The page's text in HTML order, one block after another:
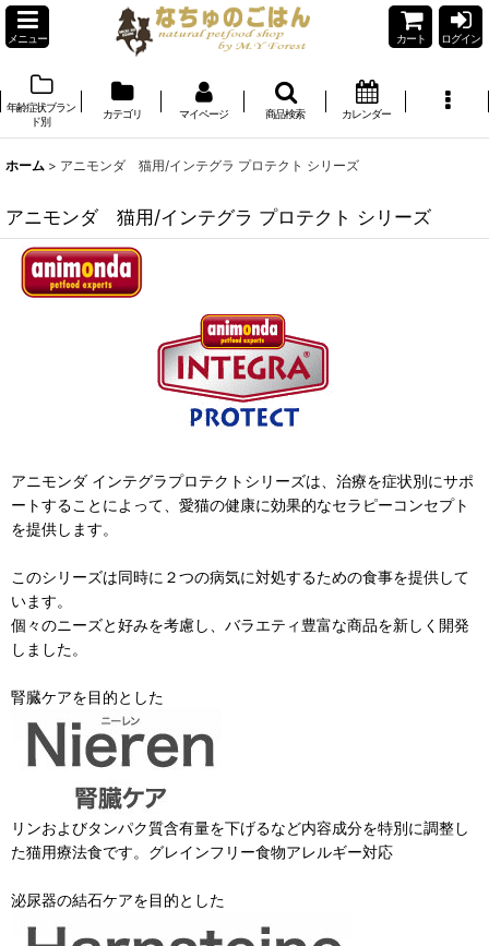
メニュー カート ログイン
年齢症状ブラン
ド別
カテゴリ マイページ 商品検索 カレンダー
ホーム > アニモンダ 猫用/インテグラ プロテクト シリーズ
アニモンダ 猫用/インテグラ プロテクト シリーズ
アニモンダ インテグラプロテクトシリーズは、治療を症状別にサポ
ートすることによって、愛猫の健康に効果的なセラピーコンセプト
を提供します。
このシリーズは同時に２つの病気に対処するための食事を提供して
います。
個々のニーズと好みを考慮し、バラエティ豊富な商品を新しく開発
しました。
腎臓ケアを目的とした
リンおよびタンパク質含有量を下げるなど内容成分を特別に調整し
た猫用療法食です。グレインフリー食物アレルギー対応
泌尿器の結石ケアを目的とした